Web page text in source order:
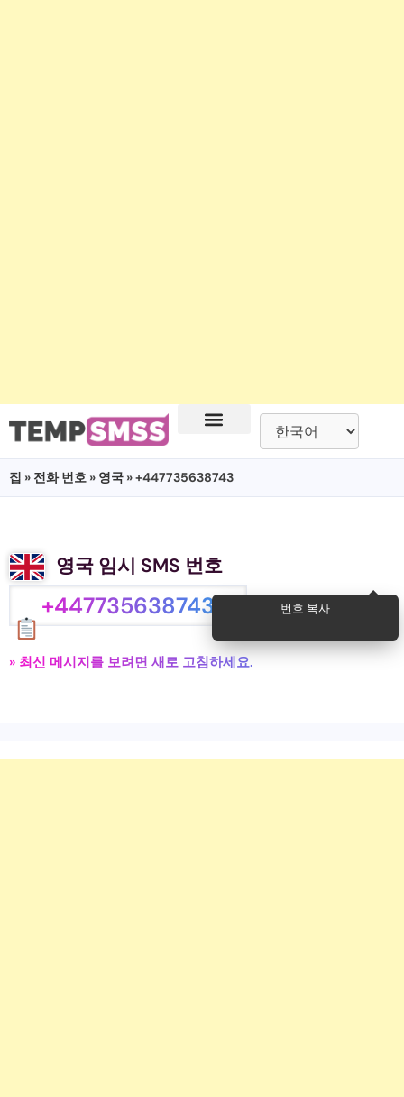
집 » 전화 번호 » 영국 » +447735638743
영국 임시 SMS 번호
+447735638743 번호 복사
» 최신 메시지를 보려면 새로 고침하세요.